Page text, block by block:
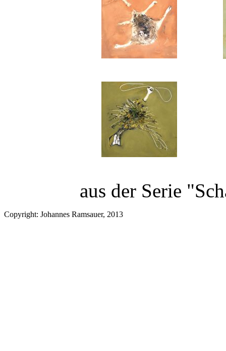
aus der Serie
Copyright: Johannes Ramsauer, 2013